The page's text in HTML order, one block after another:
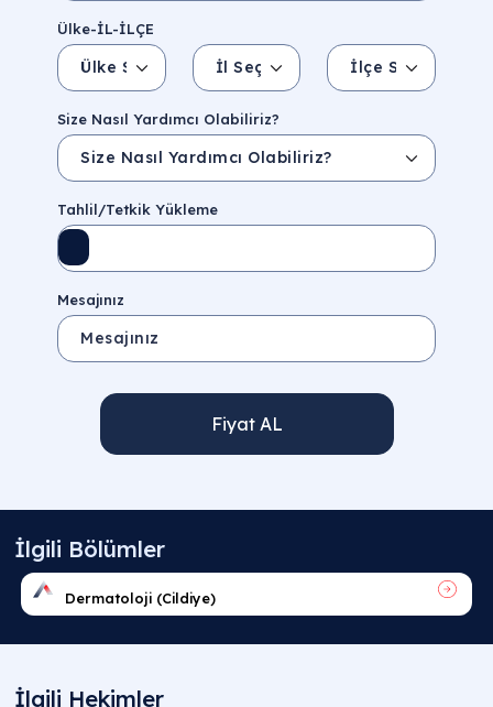
Ülke-İL-İLÇE
Ülke Seçin
İl Seçin İlçe Seçin
Size Nasıl Yardımcı Olabiliriz?
Tahlil/Tetkik Yükleme
Mesajınız
Fiyat AL